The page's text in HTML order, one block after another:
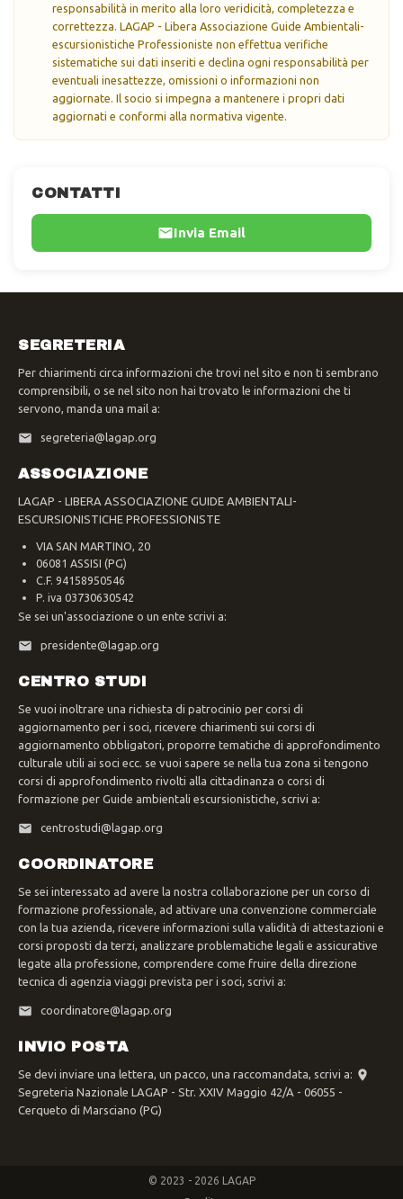
CONTATTI
Invia Email
responsabilità in merito alla loro veridicità, completezza e
correttezza. LAGAP - Libera Associazione Guide Ambientali-
escursionistiche Professioniste non effettua verifiche
sistematiche sui dati inseriti e declina ogni responsabilità per
eventuali inesattezze, omissioni o informazioni non
aggiornate. Il socio si impegna a mantenere i propri dati
aggiornati e conformi alla normativa vigente.
SEGRETERIA
Per chiarimenti circa informazioni che trovi nel sito e non ti sembrano
comprensibili, o se nel sito non hai trovato le informazioni che ti
servono, manda una mail a:
segreteria@lagap.org
ASSOCIAZIONE
LAGAP - LIBERA ASSOCIAZIONE GUIDE AMBIENTALI-
ESCURSIONISTICHE PROFESSIONISTE
VIA SAN MARTINO, 20
06081 ASSISI (PG)
C.F. 94158950546
P. iva 03730630542
Se sei un'associazione o un ente scrivi a:
presidente@lagap.org
CENTRO STUDI
Se vuoi inoltrare una richiesta di patrocinio per corsi di
aggiornamento per i soci, ricevere chiarimenti sui corsi di
aggiornamento obbligatori, proporre tematiche di approfondimento
culturale utili ai soci ecc. se vuoi sapere se nella tua zona si tengono
corsi di approfondimento rivolti alla cittadinanza o corsi di
formazione per Guide ambientali escursionistiche, scrivi a:
centrostudi@lagap.org
COORDINATORE
Se sei interessato ad avere la nostra collaborazione per un corso di
formazione professionale, ad attivare una convenzione commerciale
con la tua azienda, ricevere informazioni sulla validità di attestazioni e
corsi proposti da terzi, analizzare problematiche legali e assicurative
legate alla professione, comprendere come fruire della direzione
tecnica di agenzia viaggi prevista per i soci, scrivi a:
coordinatore@lagap.org
INVIO POSTA
Se devi inviare una lettera, un pacco, una raccomandata, scrivi a:
Segreteria Nazionale LAGAP - Str. XXIV Maggio 42/A - 06055 -
Cerqueto di Marsciano (PG)
© 2023 - 2026 LAGAP